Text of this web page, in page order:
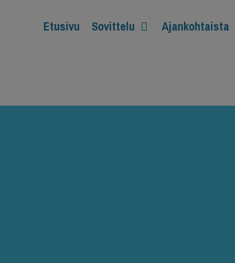
Etusivu Sovittelu Ajankohtaista